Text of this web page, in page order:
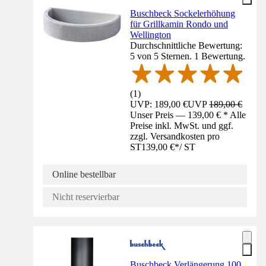
Buschbeck Sockelerhöhung
für Grillkamin Rondo und
Wellington
Durchschnittliche Bewertung:
5 von 5 Sternen. 1 Bewertung.
(1)
UVP: 189,00 €UVP189,00 €
Unser Preis — 139,00 € * Alle
Preise inkl. MwSt. und ggf.
zzgl. Versandkosten pro
ST139,00 €*/ ST
Online bestellbar
Nicht reservierbar